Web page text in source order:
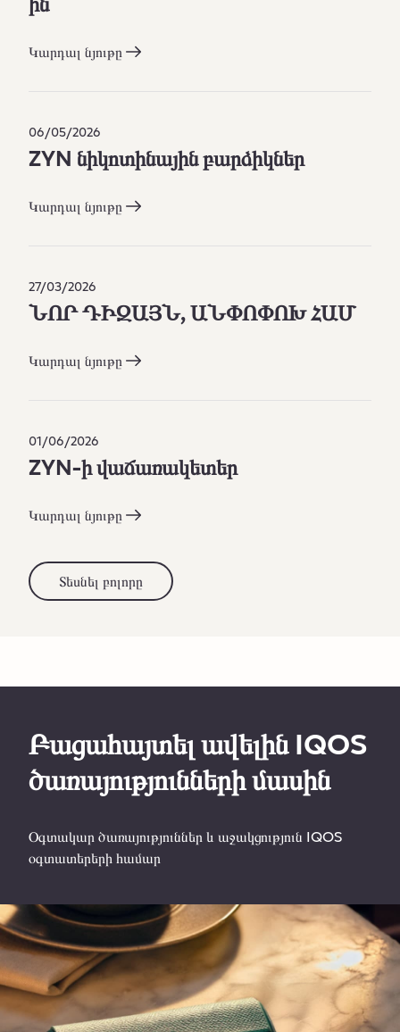
Կարդալ նյութը
06/05/2026
ZYN նիկոտինային բարձիկներ
Կարդալ նյութը
27/03/2026
ՆՈՐ ԴԻԶԱՅՆ, ԱՆՓՈՓՈԽ ՀԱՄ
Կարդալ նյութը
01/06/2026
ZYN-ի վաճառակետեր
Կարդալ նյութը
Տեսնել բոլորը
Բացահայտել ավելին IQOS
ծառայությունների մասին
Օգտակար ծառայություններ և աջակցություն IQOS
օգտատերերի համար